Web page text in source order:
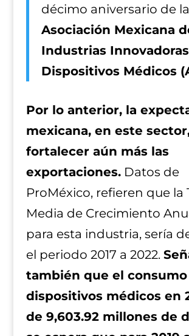
décimo aniversario de la
Asociación Mexicana
Industrias
Dispositivos Médicos
Por lo anterior, la
mexicana, en este
fortalecer aún más las
exportaciones.Datos de
ProMéxico, refieren que la
Media de Crecimiento
para esta industria, sería
el periodo 2017 a 2022.
también que el
dispositivos médicos en
de 9,603.92 millones de